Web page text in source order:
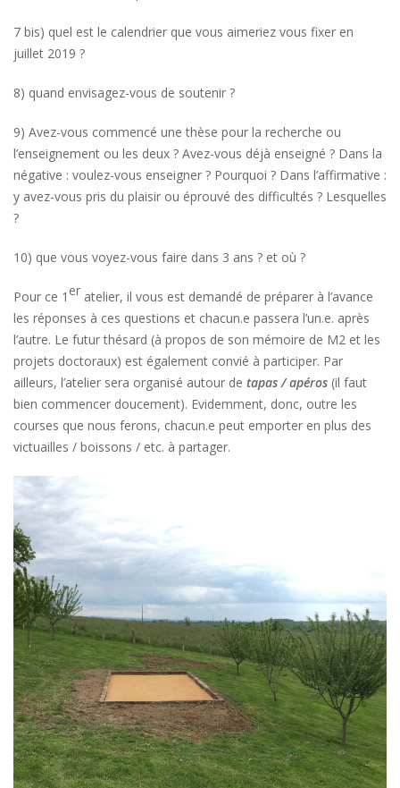
7 bis) quel est le calendrier que vous aimeriez vous fixer en
juillet 2019 ?
8) quand envisagez-vous de soutenir ?
9) Avez-vous commencé une thèse pour la recherche ou
l’enseignement ou les deux ? Avez-vous déjà enseigné ? Dans la
négative : voulez-vous enseigner ? Pourquoi ? Dans l’affirmative :
y avez-vous pris du plaisir ou éprouvé des difficultés ? Lesquelles
?
10) que vous voyez-vous faire dans 3 ans ? et où ?
Pour ce 1 er atelier, il vous est demandé de préparer à l’avance
les réponses à ces questions et chacun.e passera l’un.e. après
l’autre. Le futur thésard (à propos de son mémoire de M2 et les
projets doctoraux) est également convié à participer. Par
ailleurs, l’atelier sera organisé autour de tapas / apéros (il faut
bien commencer doucement). Evidemment, donc, outre les
courses que nous ferons, chacun.e peut emporter en plus des
victuailles / boissons / etc. à partager.